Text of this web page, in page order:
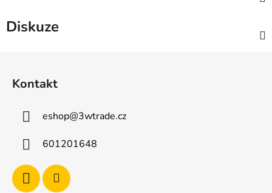
Diskuze
Kontakt
eshop@3wtrade.cz
601201648